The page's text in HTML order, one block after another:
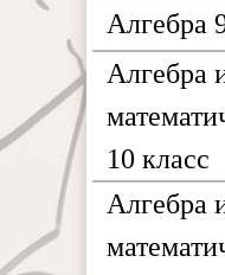
Алгебра
Алгебра
10 класс
Алгебра